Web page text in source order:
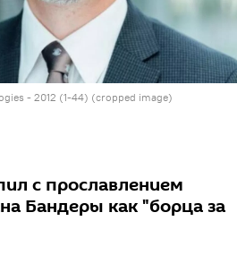
- 2012 (1-44) (cropped image)
с прославлением
Бандеры как "борца за